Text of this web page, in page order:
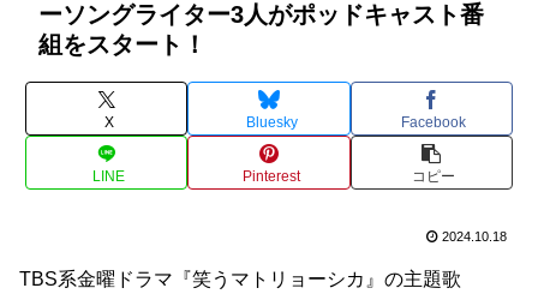
ーソングライター3人がポッドキャスト番
組をスタート！
X Bluesky Facebook
LINE Pinterest コピー
2024.10.18
TBS系金曜ドラマ『笑うマトリョーシカ』の主題歌